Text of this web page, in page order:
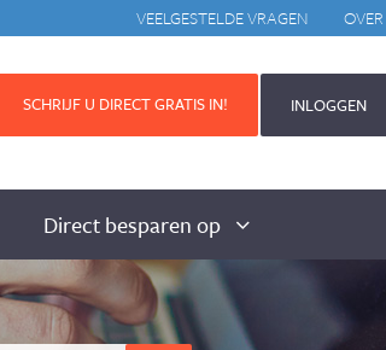
VEELGESTELDE VRAGEN
SCHRIJF U DIRECT GRATIS IN! INLOGGEN
Direct besparen op